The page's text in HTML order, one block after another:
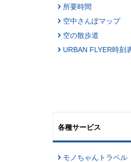
所要時間
空中さんぽマップ
空の散歩道
URBAN FLYER時刻
各種サービス
モノちゃんトラベル